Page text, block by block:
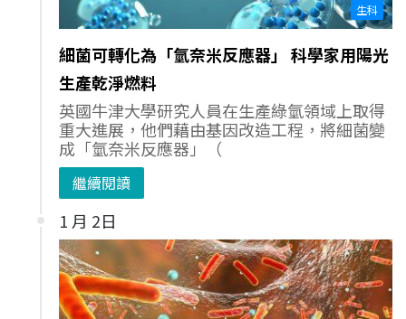
生科
細菌可轉化為「氫奈米反應器」 科學家用陽光
生產乾淨燃料
英國牛津大學研究人員在生產綠氫領域上取得
重大進展，他們藉由基因改造工程，將細菌變
成「氫奈米反應器」（
繼續閱讀
1 月 2日